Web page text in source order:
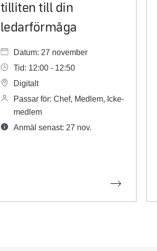
tilliten till din
ledarförmåga
Datum: 27 november
Tid: 12:00 - 12:50
Digitalt
Passar för: Chef, Medlem, Icke-
medlem
Anmäl senast: 27 nov.